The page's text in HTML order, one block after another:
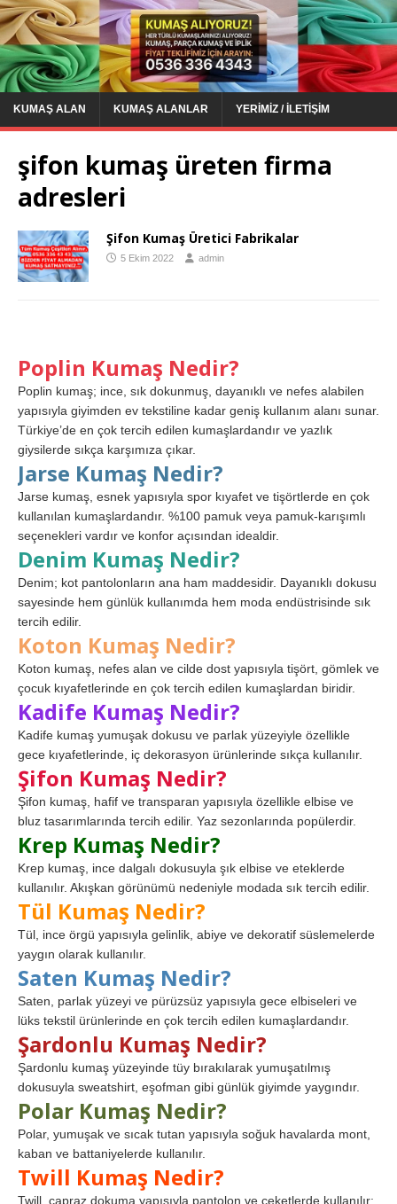
KUMAŞ ALAN KUMAŞ ALANLAR YERIMIZ / İLETIŞIM
şifon kumaş üreten firma
adresleri
Şifon Kumaş Üretici Fabrikalar
5 Ekim 2022 admin
Poplin Kumaş Nedir?
Poplin kumaş; ince, sık dokunmuş, dayanıklı ve nefes alabilen
yapısıyla giyimden ev tekstiline kadar geniş kullanım alanı sunar.
Türkiye’de en çok tercih edilen kumaşlardandır ve yazlık
giysilerde sıkça karşımıza çıkar.
Jarse Kumaş Nedir?
Jarse kumaş, esnek yapısıyla spor kıyafet ve tişörtlerde en çok
kullanılan kumaşlardandır. %100 pamuk veya pamuk-karışımlı
seçenekleri vardır ve konfor açısından idealdir.
Denim Kumaş Nedir?
Denim; kot pantolonların ana ham maddesidir. Dayanıklı dokusu
sayesinde hem günlük kullanımda hem moda endüstrisinde sık
tercih edilir.
Koton Kumaş Nedir?
Koton kumaş, nefes alan ve cilde dost yapısıyla tişört, gömlek ve
çocuk kıyafetlerinde en çok tercih edilen kumaşlardan biridir.
Kadife Kumaş Nedir?
Kadife kumaş yumuşak dokusu ve parlak yüzeyiyle özellikle
gece kıyafetlerinde, iç dekorasyon ürünlerinde sıkça kullanılır.
Şifon Kumaş Nedir?
Şifon kumaş, hafif ve transparan yapısıyla özellikle elbise ve
bluz tasarımlarında tercih edilir. Yaz sezonlarında popülerdir.
Krep Kumaş Nedir?
Krep kumaş, ince dalgalı dokusuyla şık elbise ve eteklerde
kullanılır. Akışkan görünümü nedeniyle modada sık tercih edilir.
Tül Kumaş Nedir?
Tül, ince örgü yapısıyla gelinlik, abiye ve dekoratif süslemelerde
yaygın olarak kullanılır.
Saten Kumaş Nedir?
Saten, parlak yüzeyi ve pürüzsüz yapısıyla gece elbiseleri ve
lüks tekstil ürünlerinde en çok tercih edilen kumaşlardandır.
Şardonlu Kumaş Nedir?
Şardonlu kumaş yüzeyinde tüy bırakılarak yumuşatılmış
dokusuyla sweatshirt, eşofman gibi günlük giyimde yaygındır.
Polar Kumaş Nedir?
Polar, yumuşak ve sıcak tutan yapısıyla soğuk havalarda mont,
kaban ve battaniyelerde kullanılır.
Twill Kumaş Nedir?
Twill, çapraz dokuma yapısıyla pantolon ve ceketlerde kullanılır;